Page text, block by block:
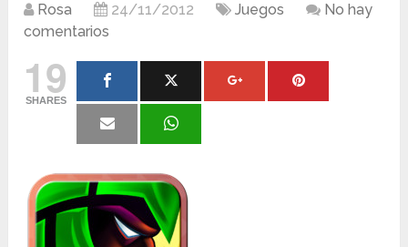
Rosa 24/11/2012 Juegos
No hay
comentarios
19
SHARES